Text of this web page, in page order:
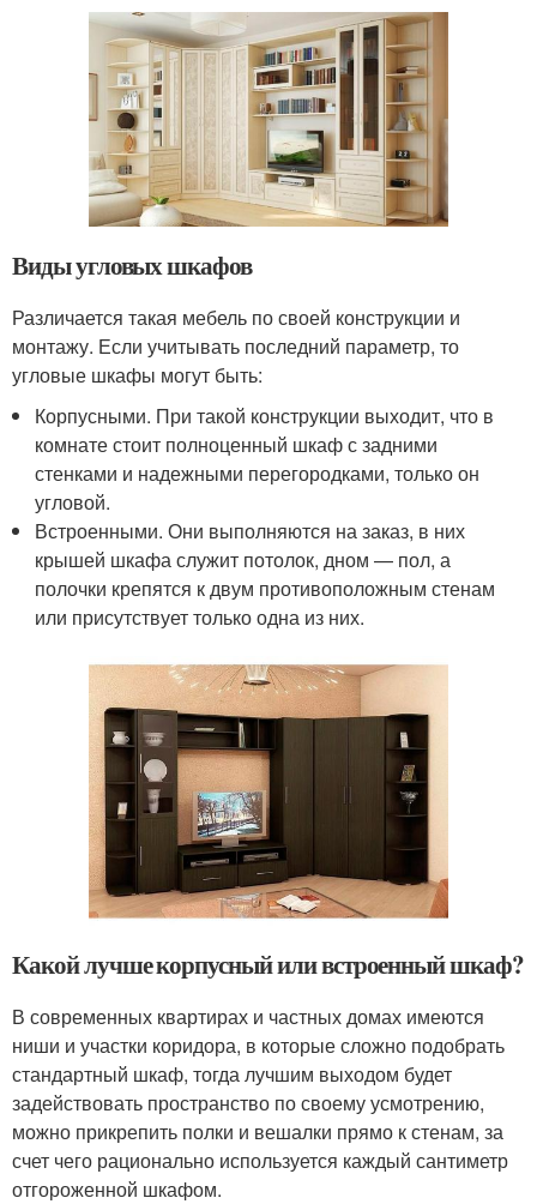
Виды угловых шкафов
Различается такая мебель по своей конструкции и
монтажу. Если учитывать последний параметр, то
угловые шкафы могут быть:
Корпусными. При такой конструкции выходит, что в
комнате стоит полноценный шкаф с задними
стенками и надежными перегородками, только он
угловой.
Встроенными. Они выполняются на заказ, в них
крышей шкафа служит потолок, дном — пол, а
полочки крепятся к двум противоположным стенам
или присутствует только одна из них.
Какой лучше корпусный или встроенный шкаф?
В современных квартирах и частных домах имеются
ниши и участки коридора, в которые сложно подобрать
стандартный шкаф, тогда лучшим выходом будет
задействовать пространство по своему усмотрению,
можно прикрепить полки и вешалки прямо к стенам, за
счет чего рационально используется каждый сантиметр
отгороженной шкафом.